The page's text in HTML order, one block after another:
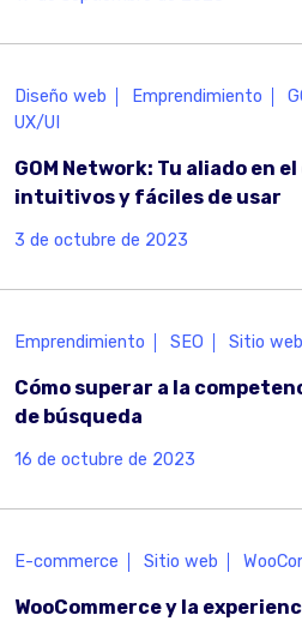
Diseño web Emprendimiento
UX/UI
GOM Network: Tu aliado en
intuitivos y fáciles de usar
3 de octubre de 2023
Emprendimiento SEO Sitio web
Cómo superar a la
de búsqueda
16 de octubre de 2023
E-commerce Sitio web
WooCommerce y la